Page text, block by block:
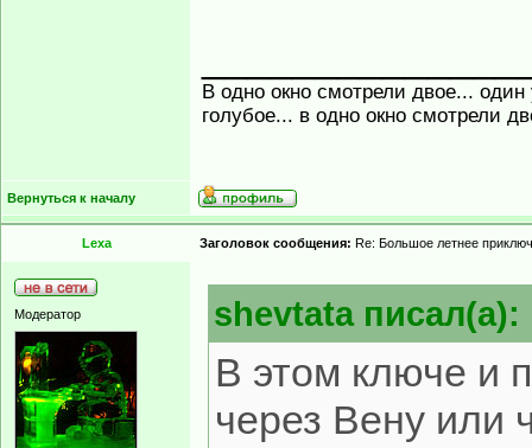
В одно окно смотрели двое...
голубое... в одно окно смотрели
Вернуться к началу
Lexa Заголовок сообщения: Re: Большое летнее
Модератор shevtata писал(а):
В этом ключе и
через Вену или